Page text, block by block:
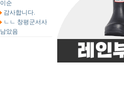
이순
감사합니다.
ㄴㄴ 창평군서사
남았음